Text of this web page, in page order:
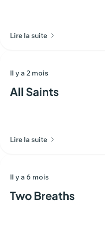
Lire la suite
Il y a 2 mois
All Saints
Lire la suite
Il y a 6 mois
Two Breaths